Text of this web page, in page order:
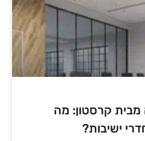
מבית קרסטון: מה
ישיבות?